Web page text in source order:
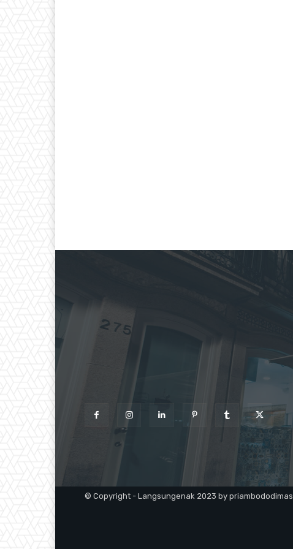
© Copyright - Langsungenak 2023 by priambododimas